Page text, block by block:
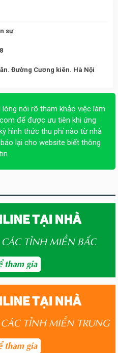
sự
Đường Cương kiên. Hà Nội
lòng nói rõ tham khảo việc làm
để được ưu tiên khi ứng
hình thức thu phí nào từ nhà
lại cho website biết thông
tin.